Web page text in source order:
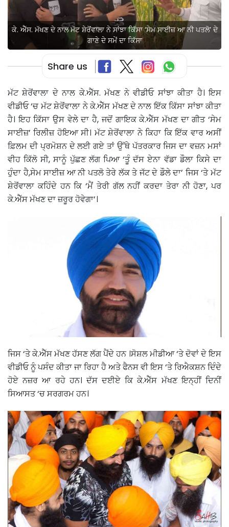
ਕੇ. ਐੱਸ. ਮੱਖਣ ਦੇ ਨਾਲ ਮੱਟ ਸ਼ੇਰੋਂਵਾਲਾ ਨੇ ਸਾਂਝਾ ਕਿੱਸਾ ‘ਸੇਮ ਸਾਈਜ਼ ਆ ਨੀ ਪਤਲੋ’ ਦੇ
ਗਾਣੇ ਦੇ ਸਮੇਂ ਦਾ ਕਿੱਸਾ
Share us
ਮੱਟ ਸ਼ੇਰੋਂਵਾਲਾ ਦੇ ਨਾਲ ਕੇ.ਐੱਸ. ਮੱਖਣ ਨੇ ਵੀਡੀਓ ਸਾਂਝਾ ਕੀਤਾ ਹੈ। ਇਸ
ਵੀਡੀਓ ‘ਚ ਮੱਟ ਸ਼ੇਰੋਂਵਾਲਾ ਨੇ ਕੇ.ਐੱਸ ਮੱਖਣ ਦੇ ਨਾਲ ਇੱਕ ਕਿੱਸਾ ਸਾਂਝਾ ਕੀਤਾ
ਹੈ। ਇਹ ਕਿੱਸਾ ਉਸ ਵੇਲੇ ਦਾ ਹੈ, ਜਦੋਂ ਗਾਇਕ ਕੇ.ਐੱਸ ਮੱਖਣ ਦਾ ਗੀਤ ‘ਸੇਮ
ਸਾਈਜ਼’ ਰਿਲੀਜ਼ ਹੋਇਆ ਸੀ। ਮੱਟ ਸ਼ੇਰੋਂਵਾਲਾ ਨੇ ਕਿਹਾ ਕਿ ਇੱਕ ਵਾਰ ਅਸੀਂ
ਫ਼ਿਲਮ ਦੀ ਪ੍ਰਮੋਸ਼ਨ ਦੇ ਲਈ ਗਏ ਤਾਂ ਉੱਥੇ ਪੱਤਰਕਾਰ ਜਿਸ ਦਾ ਵਜ਼ਨ ਮਸਾਂ
ਵੀਹ ਕਿੱਲੋ ਸੀ, ਸਾਨੂੰ ਪੁੱਛਣ ਲੱਗ ਪਿਆ ‘ਤੂੰ ਦੱਸ ਏਨਾ ਵੱਡਾ ਡੌਲਾ ਕਿਸੇ ਦਾ
ਹੁੰਦਾ ਹੈ,ਸੇਮ ਸਾਈਜ਼ ਆ ਨੀ ਪਤਲੋ ਤੇਰੇ ਲੱਕ ਤੇ ਜੱਟ ਦੇ ਡੌਲੇ ਦਾ’ ਜਿਸ ‘ਤੇ ਮੱਟ
ਸ਼ੇਰੋਂਵਾਲਾ ਕਹਿੰਦੇ ਹਨ ਕਿ ‘ਮੈਂ ਤੇਰੀ ਗੱਲ ਨਹੀਂ ਕਰਦਾ ਤੇਰਾ ਨੀ ਹੋਣਾ, ਪਰ
ਕੇ.ਐੱਸ ਮੱਖਣ ਦਾ ਜ਼ਰੂਰ ਹੋਵੇਗਾ’।
ਜਿਸ ‘ਤੇ ਕੇ.ਐੱਸ ਮੱਖਣ ਹੱਸਣ ਲੱਗ ਪੈਂਦੇ ਹਨ ।ਸੋਸ਼ਲ ਮੀਡੀਆ ‘ਤੇ ਦੋਵਾਂ ਦੇ ਇਸ
ਵੀਡੀਓ ਨੂੰ ਪਸੰਦ ਕੀਤਾ ਜਾ ਰਿਹਾ ਹੈ ਅਤੇ ਫੈਨਸ ਵੀ ਇਸ ‘ਤੇ ਰਿਐਕਸ਼ਨ ਦਿੰਦੇ
ਹੋਏ ਨਜ਼ਰ ਆ ਰਹੇ ਹਨ। ਦੱਸ ਦਈਏ ਕਿ ਕੇ.ਐੱਸ ਮੱਖਣ ਇਨ੍ਹੀਂ ਦਿਨੀਂ
ਸਿਆਸਤ ‘ਚ ਸਰਗਰਮ ਹਨ।